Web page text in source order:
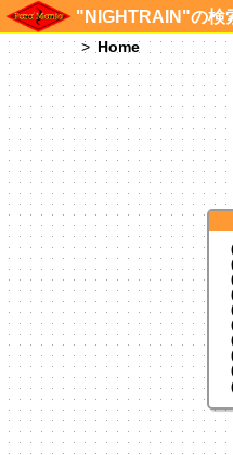
"NIGHTRAIN"の検
Home